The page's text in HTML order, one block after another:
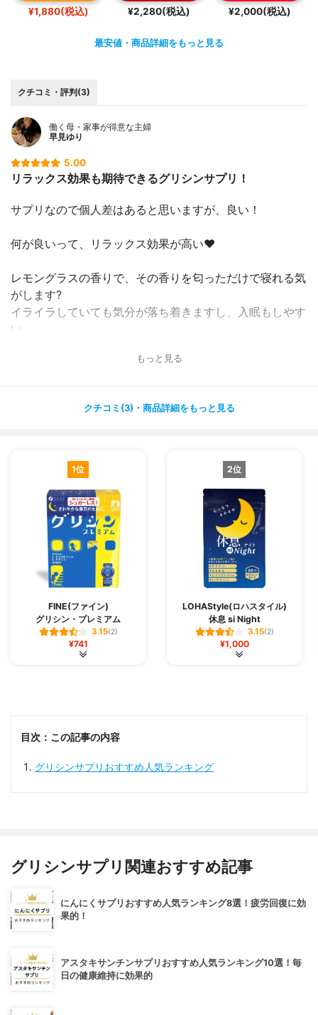
¥1,880(税込) ¥2,280(税込) ¥2,000(税込)
最安値・商品詳細をもっと見る
クチコミ・評判(3)
働く母・家事が得意な主婦
早見ゆり
5.00
リラックス効果も期待できるグリシンサプリ！
サプリなので個人差はあると思いますが、良い！
何が良いって、リラックス効果が高い❤️
レモングラスの香りで、その香りを匂っただけで寝れる気
がします?
イライラしていても気分が落ち着きますし、入眠もしやす
い。
薬疹が出やすい体質の方は注意が必要だと思います?
もっと見る
クチコミ(3)・商品詳細をもっと見る
1位
FINE(ファイン)
グリシン・プレミアム
3.15(2)
¥741
2位
LOHAStyle(ロハスタイル)
休息 si Night
3.15(2)
¥1,000
目次：この記事の内容
グリシンサプリおすすめ人気ランキング
グリシンサプリ関連おすすめ記事
にんにくサプリおすすめ人気ランキング8選！疲労回復に効
果的！
アスタキサンチンサプリおすすめ人気ランキング10選！毎
日の健康維持に効果的